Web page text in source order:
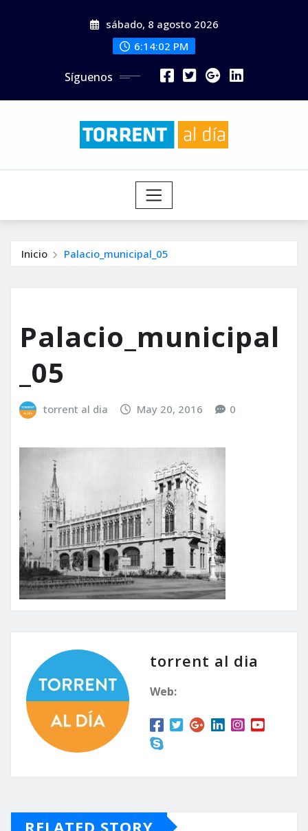
sábado, 8 agosto 2026
6:14:04 PM
Síguenos
Inicio Palacio_municipal_05
Palacio_municipal
_05
torrent al dia May 20, 2016 0
torrent al dia
Web:
RELATED STORY